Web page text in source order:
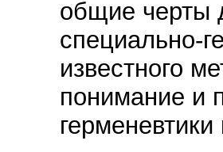
общие черты
специально-
известного
понимание и